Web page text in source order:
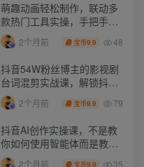
萌趣动画轻松制作，联动多
款热门工具实操，手把手打
造可爱胖橘猫趣味动画
2个月前 宝币9.9 48
抖音54W粉丝博主的影视剧
台词混剪实战课，解锁抖音
伙伴计划+精选独家收益，
新手零门槛上手
2个月前 宝币9.9 79
抖音AI创作实操课，不是教
你如何使用智能体而是教你
如何利用智能体变现(更新5
2个月前 宝币9.9 35